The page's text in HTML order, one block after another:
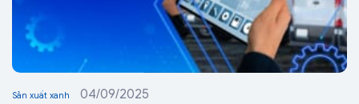
Sản xuất xanh 04/09/2025